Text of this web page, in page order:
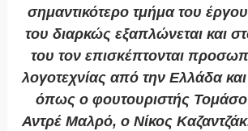
σημαντικότερο τμήμα του
του διαρκώς εξαπλώνεται και
του τον επισκέπτονται
λογοτεχνίας από την Ελλάδα και
όπως ο φουτουριστής Τομάσο
Αντρέ Μαλρό, ο Νίκος